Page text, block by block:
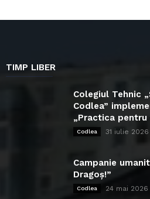
TIMP LIBER
Colegiul Tehnic
Codlea”
„Practica pentru
Codlea 31 iulie 2026
Campanie
Dragoș!”
Codlea 24 mai 2026